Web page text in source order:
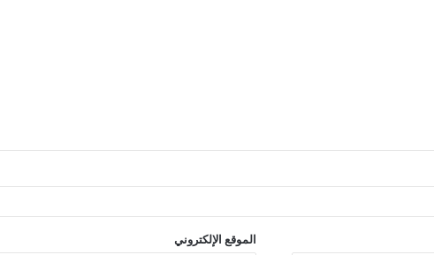
الموقع الإلكتروني